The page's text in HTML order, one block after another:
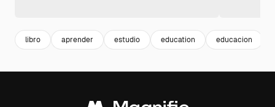
libro aprender estudio education educacion